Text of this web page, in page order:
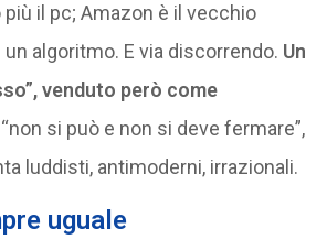
più il pc; Amazon è il vecchio
algoritmo. E via discorrendo. Un
venduto però come
si può e non si deve fermare”,
luddisti, antimoderni, irrazionali.
uguale